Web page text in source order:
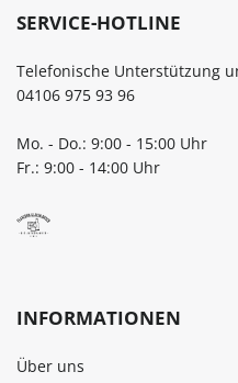
SERVICE-HOTLINE
Telefonische Unterstützung
04106 975 93 96
Mo. - Do.: 9:00 - 15:00 Uhr
Fr.: 9:00 - 14:00 Uhr
INFORMATIONEN
Über uns